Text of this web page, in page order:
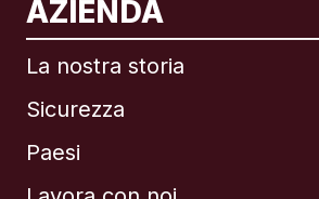
AZIENDA
La nostra storia
Sicurezza
Paesi